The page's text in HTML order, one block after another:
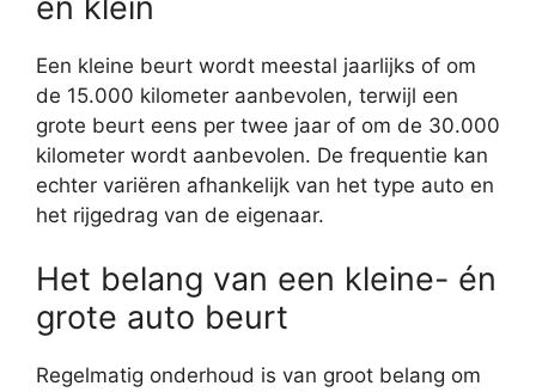
Een kleine beurt wordt meestal jaarlijks of om
de 15.000 kilometer aanbevolen, terwijl een
grote beurt eens per twee jaar of om de 30.000
kilometer wordt aanbevolen. De frequentie kan
echter variëren afhankelijk van het type auto en
het rijgedrag van de eigenaar.
Het belang van een kleine- én
grote auto beurt
Regelmatig onderhoud is van groot belang om